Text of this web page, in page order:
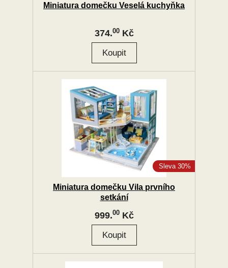
Miniatura domečku Veselá kuchyňka
374.00Kč
Sleva 30%
Miniatura domečku Vila prvního
setkání
999.00Kč